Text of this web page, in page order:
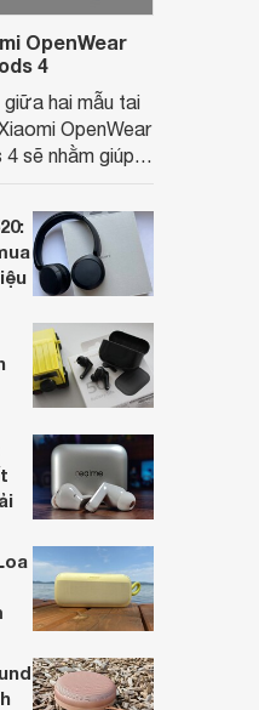
Walk
đ
bán
OpenWear
4
hai mẫu tai
OpenWear
sẽ nhằm giúp
cá nhân. Cả
lượng cao,
khách hàng